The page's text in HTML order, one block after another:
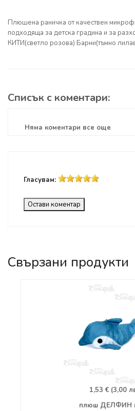
Плюшена раничка от качествен
подходяща за детска градина и за
КИТИ(светло розова) Барни(тъмно
Списък с коментари:
Няма коментари все още
Гласувам:
Остави коментар
Свързани продукти
1,53 € (3,00
плюш ДЕЛФИН